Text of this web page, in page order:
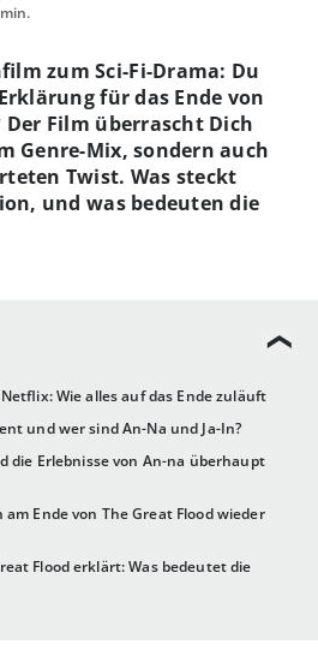
Wie alles auf das Ende zuläuft
und wer sind An-Na und Ja-In?
die Erlebnisse von An-na überhaupt
am Ende von The Great Flood wieder
Flood erklärt: Was bedeutet die
zum Sci-Fi-Drama: Du
für das Ende von
Der Film überrascht Dich
Genre-Mix, sondern auch
Twist. Was steckt
und was bedeuten die